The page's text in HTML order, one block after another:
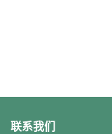
联系我们